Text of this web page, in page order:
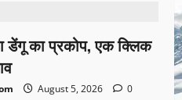
डेंगू का प्रकोप, एक क्लिक
August 5, 2026
0